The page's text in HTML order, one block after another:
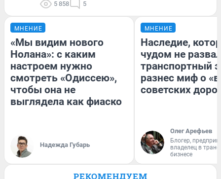
5 858 5
МНЕНИЕ
«Мы видим нового
Нолана»: с каким
настроем нужно
смотреть «Одиссею»,
чтобы она не
выглядела как фиаско
Надежда Губарь
МНЕНИЕ
Наследие,
чудом не
транспортный
разнес миф о
советских
Олег Арефьев
Блогер,
владелец в
бизнесе
РЕКОМЕНДУЕМ